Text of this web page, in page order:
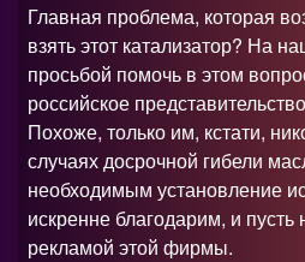
Главная проблема, которая
взять этот катализатор? На
просьбой помочь в этом
российское
Похоже, только им, кстати,
случаях досрочной гибели
необходимым установление
искренне благодарим, и
рекламой этой фирмы.